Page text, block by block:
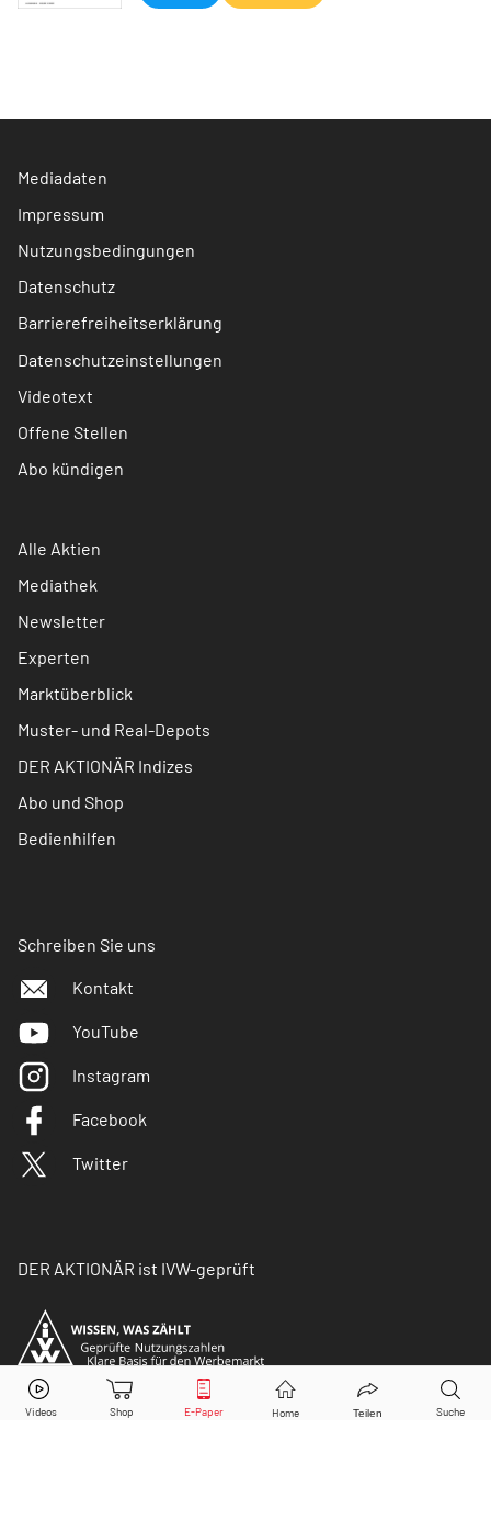
Mediadaten
Impressum
Nutzungsbedingungen
Datenschutz
Barrierefreiheitserklärung
Datenschutzeinstellungen
Videotext
Offene Stellen
Abo kündigen
Alle Aktien
Mediathek
Newsletter
Experten
Marktüberblick
Muster- und Real-Depots
DER AKTIONÄR Indizes
Abo und Shop
Bedienhilfen
Schreiben Sie uns
Kontakt
YouTube
Instagram
Facebook
Twitter
DER AKTIONÄR ist IVW-geprüft